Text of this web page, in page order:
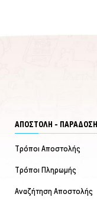
ΑΠΟΣΤΟΛΗ - ΠΑΡΑΔΟΣΗ
Τρόποι Αποστολής
Τρόποι Πληρωμής
Αναζήτηση Αποστολής